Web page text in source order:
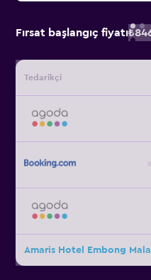
Fırsat başlangıç fiyatı
Tedarikçi